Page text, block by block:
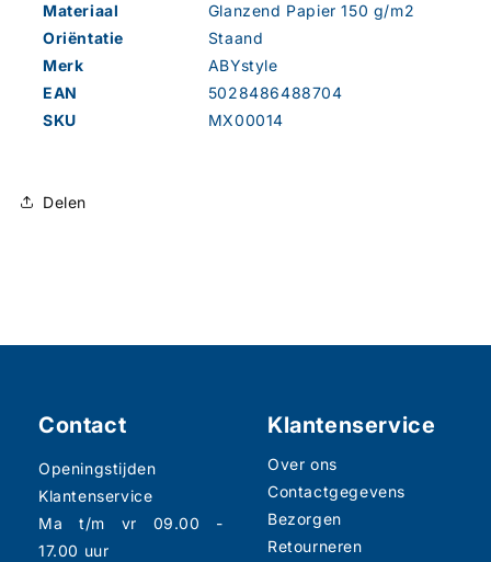
Materiaal
Glanzend Papier 150 g/m2
Oriëntatie
Staand
Merk
ABYstyle
EAN
5028486488704
SKU
MX00014
Delen
Contact
Openingstijden
Klantenservice
Ma t/m vr 09.00 -
17.00 uur
Klantenservice
Over ons
Contactgegevens
Bezorgen
Retourneren